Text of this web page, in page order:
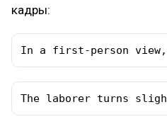
кадры:
In a first-person view,
The laborer turns